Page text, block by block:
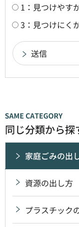
1：見つけやす
3：見つけにく
同じ分類から探
家庭ごみの出
資源の出し方
プラスチック